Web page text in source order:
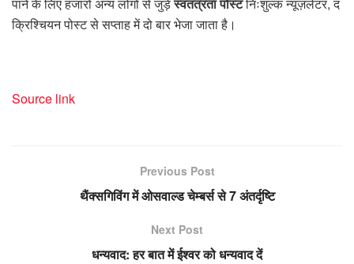
क्रिश्चियन पोस्ट से सप्ताह में दो बार भेजा जाता है।
Source link
Previous Post
थैंक्सगिविंग में ओसवाल्ड चेम्बर्स से 7 अंतर्दृष्टि
Next Post
धन्यवाद: हर बात में ईश्वर को धन्यवाद दें